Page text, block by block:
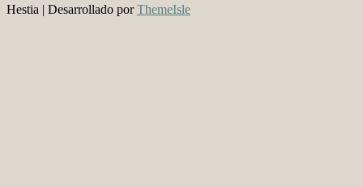
Hestia | Desarrollado porThemeIsle